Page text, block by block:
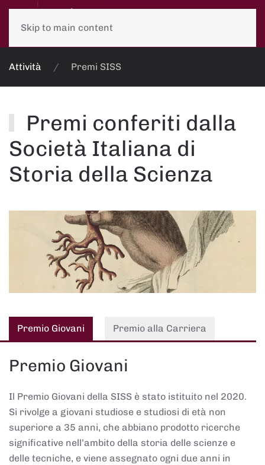
Skip to main content
Attività Premi SISS
Premi conferiti dalla
Società Italiana di
Storia della Scienza
Premio Giovani Premio alla Carriera
Premio Giovani
Il Premio Giovani della SISS è stato istituito nel 2020.
Si rivolge a giovani studiose e studiosi di età non
superiore a 35 anni, che abbiano prodotto ricerche
significative nell’ambito della storia delle scienze e
delle tecniche, e viene assegnato ogni due anni in